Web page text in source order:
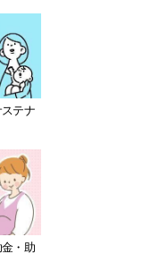
テナ
・助